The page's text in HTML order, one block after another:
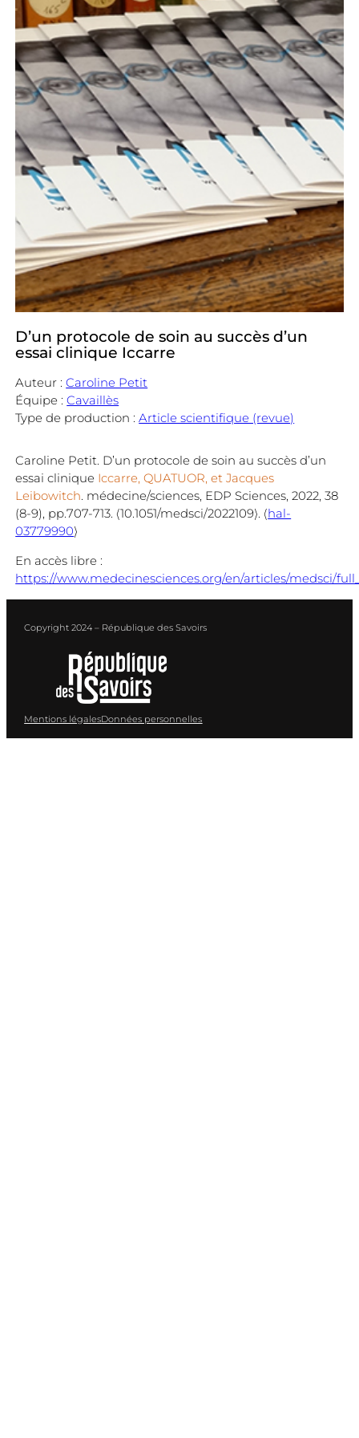
D’un protocole de soin au succès d’un
essai clinique Iccarre
Auteur :Caroline Petit
Équipe :Cavaillès
Type de production :Article scientifique (revue)
Caroline Petit. D’un protocole de soin au succès d’un
essai clinique Iccarre, QUATUOR, et Jacques
Leibowitch. médecine/sciences, EDP Sciences, 2022, 38
(8-9), pp.707-713. ⟨10.1051/medsci/2022109⟩. ⟨hal-
03779990⟩
En accès libre :
https://www.medecinesciences.org/en/articles/medsci/
Copyright 2024 – République des Savoirs
Mentions légalesDonnées personnelles